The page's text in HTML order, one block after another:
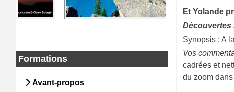
Formations
Avant-propos
Et Yolande
Découvertes
Synopsis : A
Vos
cadrées et
du zoom